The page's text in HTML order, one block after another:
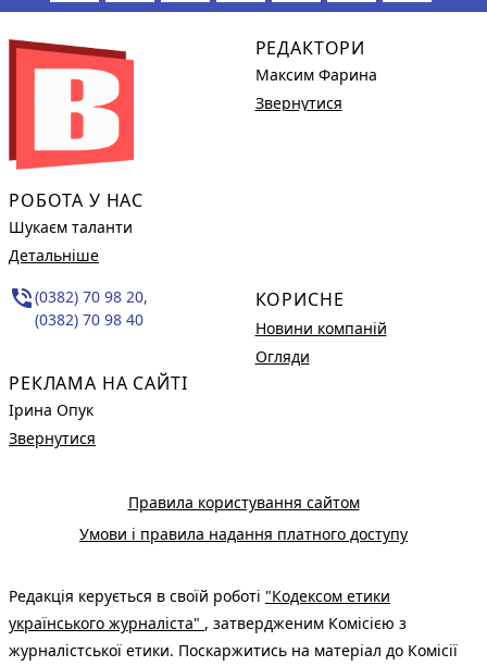
РОБОТА У НАС
Шукаєм таланти
Детальніше
phone_in_talk(0382) 70 98 20,
(0382) 70 98 40
РЕКЛАМА НА САЙТІ
Ірина Опук
Звернутися
РЕДАКТОРИ
Максим Фарина
Звернутися
КОРИСНЕ
Новини компаній
Огляди
Правила користування сайтом
Умови і правила надання платного доступу
Редакція керується в своїй роботі "Кодексом етики
українського журналіста" , затвердженим Комісією з
журналістської етики. Поскаржитись на матеріал до Комісії